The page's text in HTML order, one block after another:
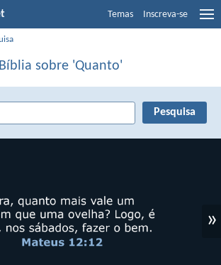
Temas Inscreva-se
sobre 'Quanto'
»